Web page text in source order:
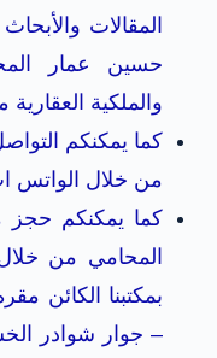
المقالات والأبحاث
حسين عمار
والملكية
كما يمكنكم
من خلال الواتس
كما يمكنكم حجز
– جوار شوادر